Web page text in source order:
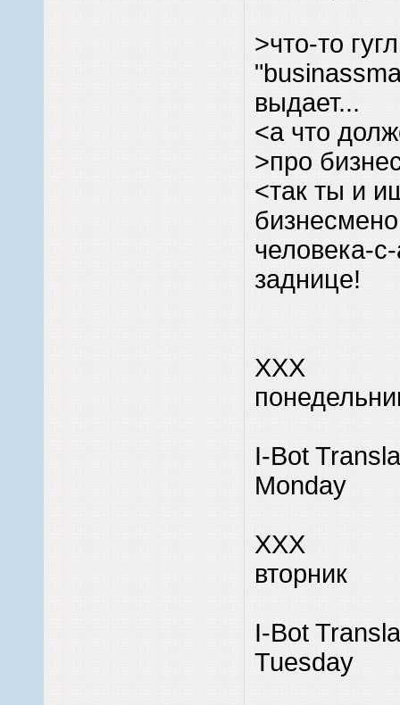
>что-то
выдает...
<а что
>про
<так ты и
человека-
заднице!
XXX
I-Bot
Monday
XXX
вторник
I-Bot
Tuesday